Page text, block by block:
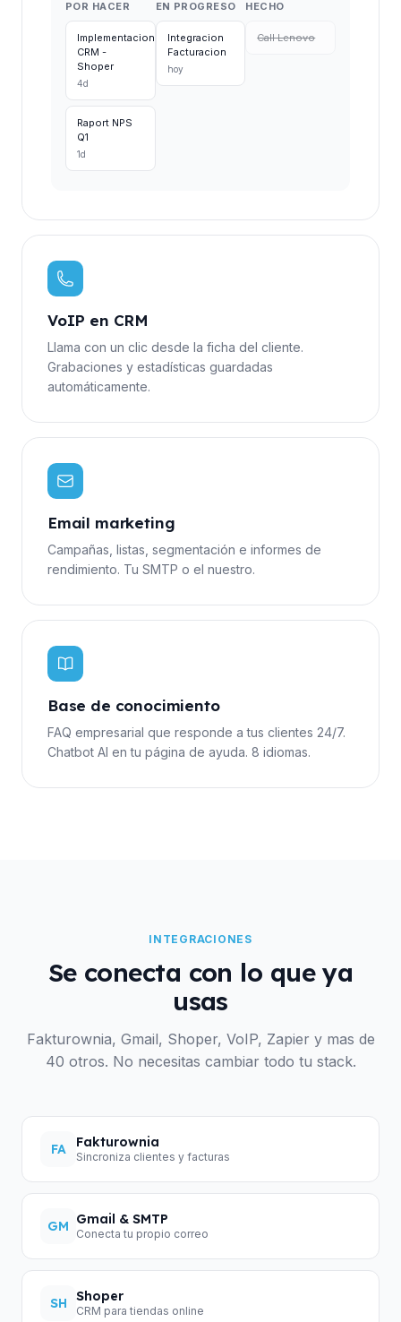
POR HACER
Implementacion
CRM -
Shoper
4d
Raport NPS
Q1
1d
EN PROGRESO
Integracion
Facturacion
hoy
HECHO
Call Lenovo
VoIP en CRM
Llama con un clic desde la ficha del cliente.
Grabaciones y estadísticas guardadas
automáticamente.
Email marketing
Campañas, listas, segmentación e informes de
rendimiento. Tu SMTP o el nuestro.
Base de conocimiento
FAQ empresarial que responde a tus clientes 24/7.
Chatbot AI en tu página de ayuda. 8 idiomas.
INTEGRACIONES
Se conecta con lo que ya
usas
Fakturownia, Gmail, Shoper, VoIP, Zapier y mas de
40 otros. No necesitas cambiar todo tu stack.
FA Fakturownia
Sincroniza clientes y facturas
GM Gmail & SMTP
Conecta tu propio correo
SH Shoper
CRM para tiendas online